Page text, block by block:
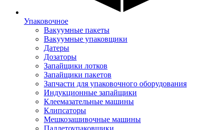
Упаковочное
Вакуумные пакеты
Вакуумные упаковщики
Датеры
Дозаторы
Запайщики лотков
Запайщики пакетов
Запчасти для упаковочного оборудования
Индукционные запайщики
Клеемазательные машины
Клипсаторы
Мешкозашивочные машины
Паллетоупаковщики